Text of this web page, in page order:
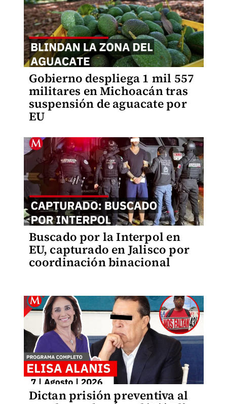
Gobierno despliega 1 mil 557
militares en Michoacán tras
suspensión de aguacate por
EU
Buscado por la Interpol en
EU, capturado en Jalisco por
coordinación binacional
Dictan prisión preventiva al